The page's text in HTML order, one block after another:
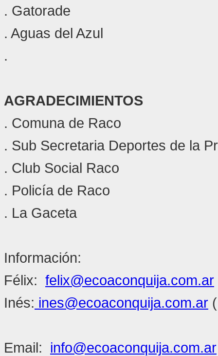
. Gatorade
. Aguas del Azul
.
AGRADECIMIENTOS
. Comuna de Raco
. Sub Secretaria Deportes de la
. Club Social Raco
. Policía de Raco
. La Gaceta
Información:
Félix: felix@ecoaconquija.com.ar
Inés: ines@ecoaconquija.com.ar
Email: info@ecoaconquija.com.ar